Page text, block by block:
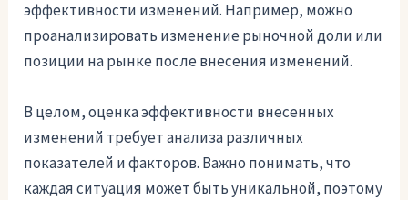
эффективности изменений. Например, можно
проанализировать изменение рыночной доли или
позиции на рынке после внесения изменений.
В целом, оценка эффективности внесенных
изменений требует анализа различных
показателей и факторов. Важно понимать, что
каждая ситуация может быть уникальной, поэтому